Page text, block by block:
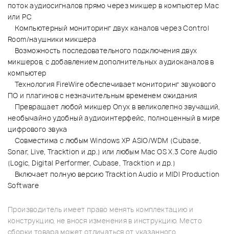
поток аудиосигналов прямо через микшер в компьютер Mac
или PC
Компьютерный мониторинг двух каналов через Control
Room/наушники микшера
Возможность последовательного подключения двух
микшеров, с добавлением дополнительных аудиоканалов в
компьютер
Технология FireWire обеспечивает мониторинг звукового
ПО и плагинов с незначительным временем ожидания
Превращает любой микшер Onyx в великолепно звучащий,
необычайно удобный аудиоинтерфейс, полноценный в мире
цифрового звука
Совместима с любым Windows XP ASIO/WDM (Cubase,
Sonar, Live, Tracktion и др.) или любым Mac OS X.3 Core Audio
(Logic, Digital Performer, Cubase, Tracktion и др.)
Включает полную версию Tracktion Audio и MIDI Production
Software
Производитель имеет право менять комплектацию и
конструкцию, не внося изменения в инструкцию. Место